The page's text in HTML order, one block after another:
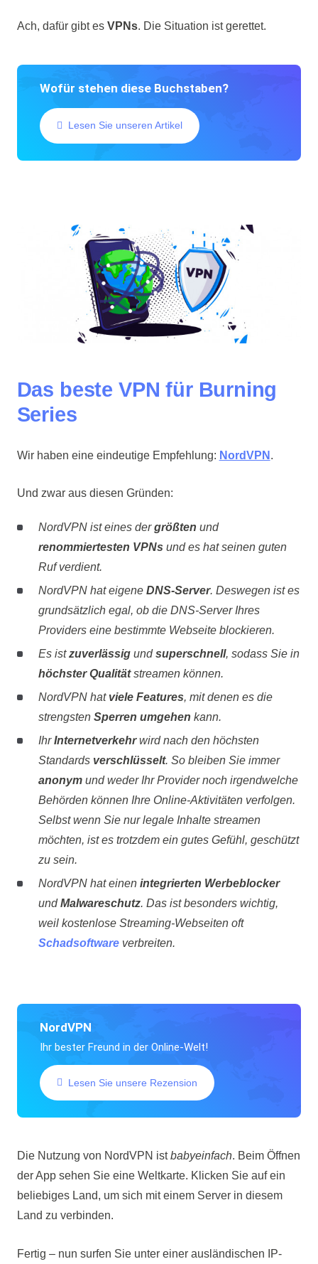
Ach, dafür gibt es VPNs. Die Situation ist gerettet.
Wofür stehen diese Buchstaben?
Lesen Sie unseren Artikel
Das beste VPN für Burning
Series
Wir haben eine eindeutige Empfehlung: NordVPN .
Und zwar aus diesen Gründen:
NordVPN ist eines dergrößten und
renommiertesten VPNs und es hat seinen guten
Ruf verdient.
NordVPN hat eigene DNS-Server. Deswegen ist es
grundsätzlich egal, ob die DNS-Server Ihres
Providers eine bestimmte Webseite blockieren.
Es istzuverlässigundsuperschnell, sodass Sie in
höchster Qualitätstreamen können.
NordVPN hat viele Features, mit denen es die
strengsten Sperren umgehen kann.
IhrInternetverkehrwird nach den höchsten
Standards verschlüsselt. So bleiben Sie immer
anonymund weder Ihr Provider noch irgendwelche
Behörden können Ihre Online-Aktivitäten verfolgen.
Selbst wenn Sie nur legale Inhalte streamen
möchten, ist es trotzdem ein gutes Gefühl, geschützt
zu sein.
NordVPN hat einen integrierten Werbeblocker
undMalwareschutz. Das ist besonders wichtig,
weil kostenlose Streaming-Webseiten oft
Schadsoftwareverbreiten.
NordVPN
Ihr bester Freund in der Online-Welt!
Lesen Sie unsere Rezension
Die Nutzung von NordVPN istbabyeinfach. Beim Öffnen
der App sehen Sie eine Weltkarte. Klicken Sie auf ein
beliebiges Land, um sich mit einem Server in diesem
Land zu verbinden.
Fertig – nun surfen Sie unter einer ausländischen IP-